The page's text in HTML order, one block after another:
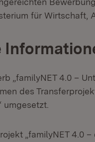
für Wirtschaft,
„familyNET 4.0 –
des
umgesetzt.
„familyNET 4.0